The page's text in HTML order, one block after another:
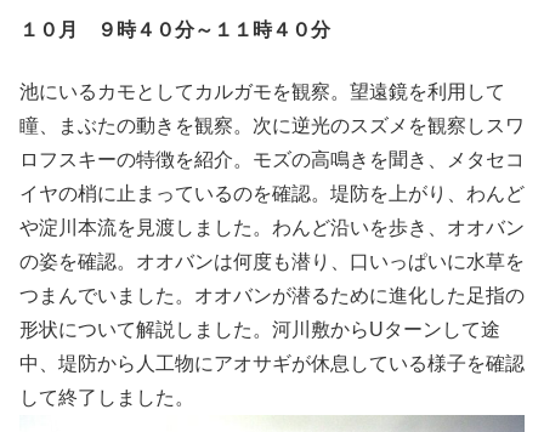
１０月 ９時４０分～１１時４０分
池にいるカモとしてカルガモを観察。望遠鏡を利用して
瞳、まぶたの動きを観察。次に逆光のスズメを観察しスワ
ロフスキーの特徴を紹介。モズの高鳴きを聞き、メタセコ
イヤの梢に止まっているのを確認。堤防を上がり、わんど
や淀川本流を見渡しました。わんど沿いを歩き、オオバン
の姿を確認。オオバンは何度も潜り、口いっぱいに水草を
つまんでいました。オオバンが潜るために進化した足指の
形状について解説しました。河川敷からUターンして途
中、堤防から人工物にアオサギが休息している様子を確認
して終了しました。